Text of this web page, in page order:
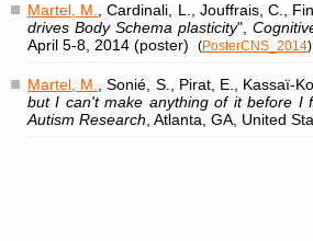
Martel, M. , Cardinali, L., Jouffrais, C.,
drives Body Schema plasticity",
April 5-8, 2014 (poster)
(PosterCNS_2014)
Martel, M. , Sonié, S., Pirat, E., Kassaï-
but I can't make anything of it before I
Autism Research , Atlanta, GA, United